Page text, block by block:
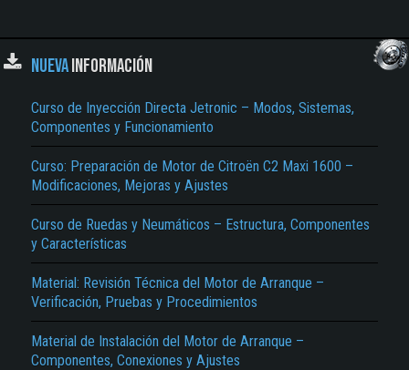
NUEVAINFORMACIÓN
Curso de Inyección Directa Jetronic – Modos, Sistemas,
Componentes y Funcionamiento
Curso: Preparación de Motor de Citroën C2 Maxi 1600 –
Modificaciones, Mejoras y Ajustes
Curso de Ruedas y Neumáticos – Estructura, Componentes
y Características
Material: Revisión Técnica del Motor de Arranque –
Verificación, Pruebas y Procedimientos
Material de Instalación del Motor de Arranque –
Componentes, Conexiones y Ajustes